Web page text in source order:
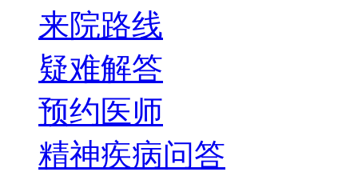
来院路线
疑难解答
预约医师
精神疾病问答